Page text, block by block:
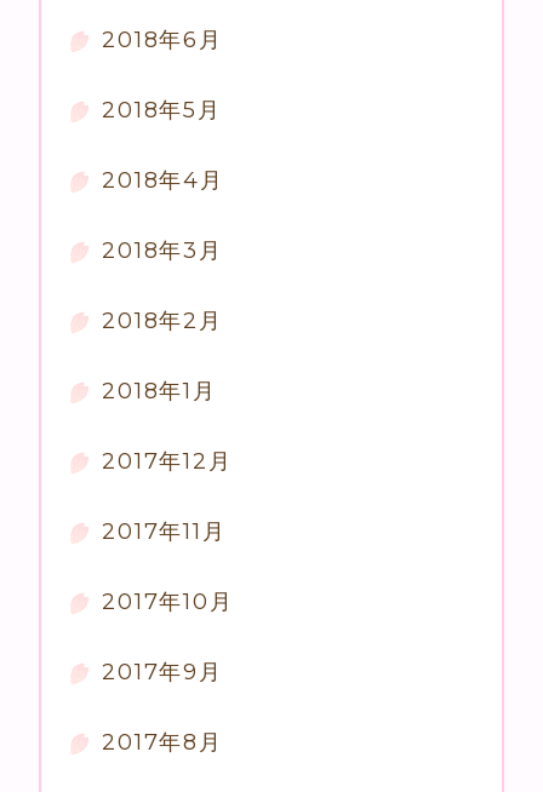
2018年6月
2018年5月
2018年4月
2018年3月
2018年2月
2018年1月
2017年12月
2017年11月
2017年10月
2017年9月
2017年8月